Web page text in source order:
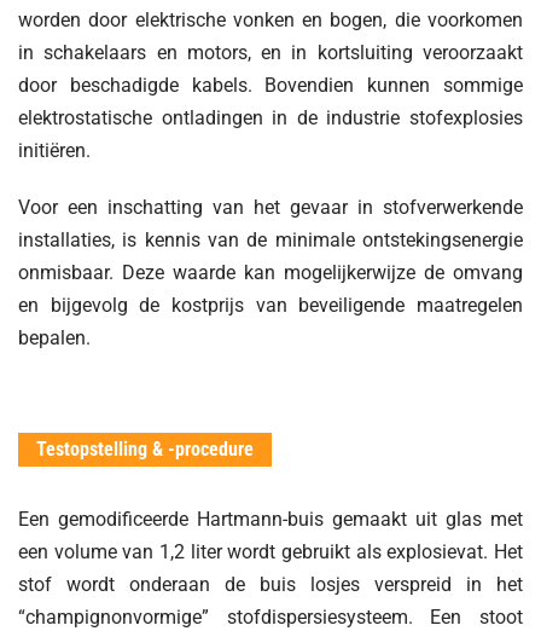
worden door elektrische vonken en bogen, die voorkomen
in schakelaars en motors, en in kortsluiting veroorzaakt
door beschadigde kabels. Bovendien kunnen sommige
elektrostatische ontladingen in de industrie stofexplosies
initiëren.
Voor een inschatting van het gevaar in stofverwerkende
installaties, is kennis van de minimale ontstekingsenergie
onmisbaar. Deze waarde kan mogelijkerwijze de omvang
en bijgevolg de kostprijs van beveiligende maatregelen
bepalen.
Testopstelling & -procedure
Een gemodificeerde Hartmann-buis gemaakt uit glas met
een volume van 1,2 liter wordt gebruikt als explosievat. Het
stof wordt onderaan de buis losjes verspreid in het
“champignonvormige” stofdispersiesysteem. Een stoot